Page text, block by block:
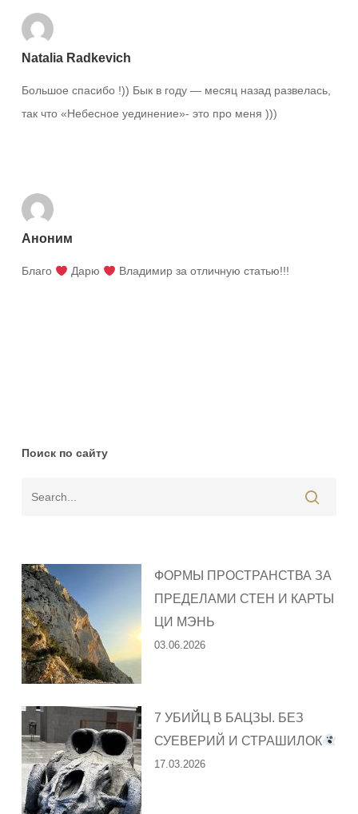
Natalia Radkevich
Большое спасибо !)) Бык в году — месяц назад развелась,
так что «Небесное уединение»- это про меня )))
Аноним
Благо Дарю Владимир за отличную статью!!!
Поиск по сайту
ФОРМЫ ПРОСТРАНСТВА ЗА
ПРЕДЕЛАМИ СТЕН И КАРТЫ
ЦИ МЭНЬ
03.06.2026
7 УБИЙЦ В БАЦЗЫ. БЕЗ
СУЕВЕРИЙ И СТРАШИЛОК
17.03.2026